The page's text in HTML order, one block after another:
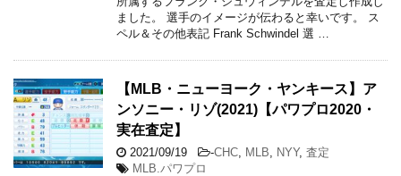
ました。 選手のイメージが伝わると幸いです。 ス
ペル＆その他表記 Frank Schwindel 選 …
【MLB・ニューヨーク・ヤンキース】ア
ンソニー・リゾ(2021)【パワプロ2020・
実在査定】
2021/09/19 -CHC MLB NYY, 査定
MLB.パワプロ